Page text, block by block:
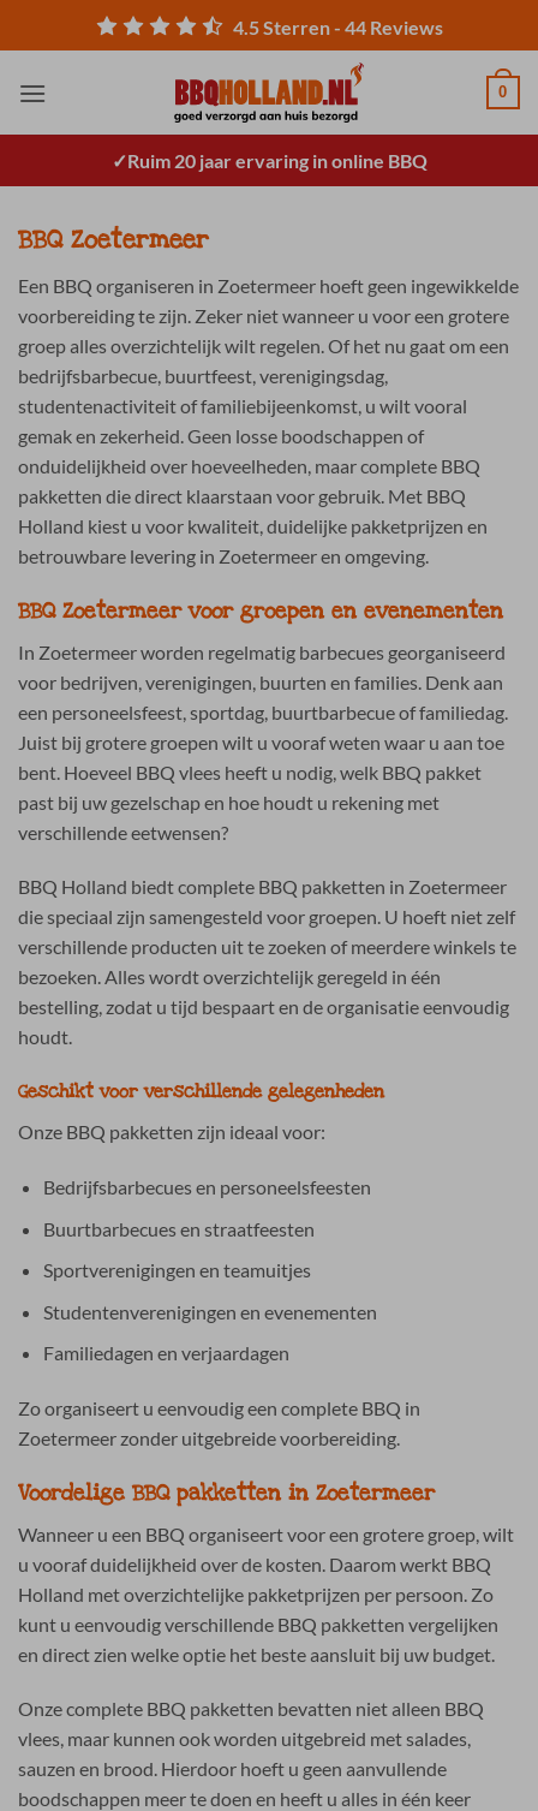
naar
4.5Sterren - 44Reviews
0
Ruim 20 jaar ervaring in online BBQ
BBQ Zoetermeer
Een BBQ organiseren in Zoetermeer hoeft geen ingewikkelde
voorbereiding te zijn. Zeker niet wanneer u voor een grotere
groep alles overzichtelijk wilt regelen. Of het nu gaat om een
bedrijfsbarbecue, buurtfeest, verenigingsdag,
studentenactiviteit of familiebijeenkomst, u wilt vooral
gemak en zekerheid. Geen losse boodschappen of
onduidelijkheid over hoeveelheden, maar complete BBQ
pakketten die direct klaarstaan voor gebruik. Met BBQ
Holland kiest u voor kwaliteit, duidelijke pakketprijzen en
betrouwbare levering in Zoetermeer en omgeving.
BBQ Zoetermeer voor groepen en evenementen
In Zoetermeer worden regelmatig barbecues georganiseerd
voor bedrijven, verenigingen, buurten en families. Denk aan
een personeelsfeest, sportdag, buurtbarbecue of familiedag.
Juist bij grotere groepen wilt u vooraf weten waar u aan toe
bent. Hoeveel BBQ vlees heeft u nodig, welk BBQ pakket
past bij uw gezelschap en hoe houdt u rekening met
verschillende eetwensen?
BBQ Holland biedt complete BBQ pakketten in Zoetermeer
die speciaal zijn samengesteld voor groepen. U hoeft niet zelf
verschillende producten uit te zoeken of meerdere winkels te
bezoeken. Alles wordt overzichtelijk geregeld in één
bestelling, zodat u tijd bespaart en de organisatie eenvoudig
houdt.
Geschikt voor verschillende gelegenheden
Onze BBQ pakketten zijn ideaal voor:
Bedrijfsbarbecues en personeelsfeesten
Buurtbarbecues en straatfeesten
Sportverenigingen en teamuitjes
Studentenverenigingen en evenementen
Familiedagen en verjaardagen
Zo organiseert u eenvoudig een complete BBQ in
Zoetermeer zonder uitgebreide voorbereiding.
Voordelige BBQ pakketten in Zoetermeer
Wanneer u een BBQ organiseert voor een grotere groep, wilt
u vooraf duidelijkheid over de kosten. Daarom werkt BBQ
Holland met overzichtelijke pakketprijzen per persoon. Zo
kunt u eenvoudig verschillende BBQ pakketten vergelijken
en direct zien welke optie het beste aansluit bij uw budget.
Onze complete BBQ pakketten bevatten niet alleen BBQ
vlees, maar kunnen ook worden uitgebreid met salades,
sauzen en brood. Hierdoor hoeft u geen aanvullende
boodschappen meer te doen en heeft u alles in één keer